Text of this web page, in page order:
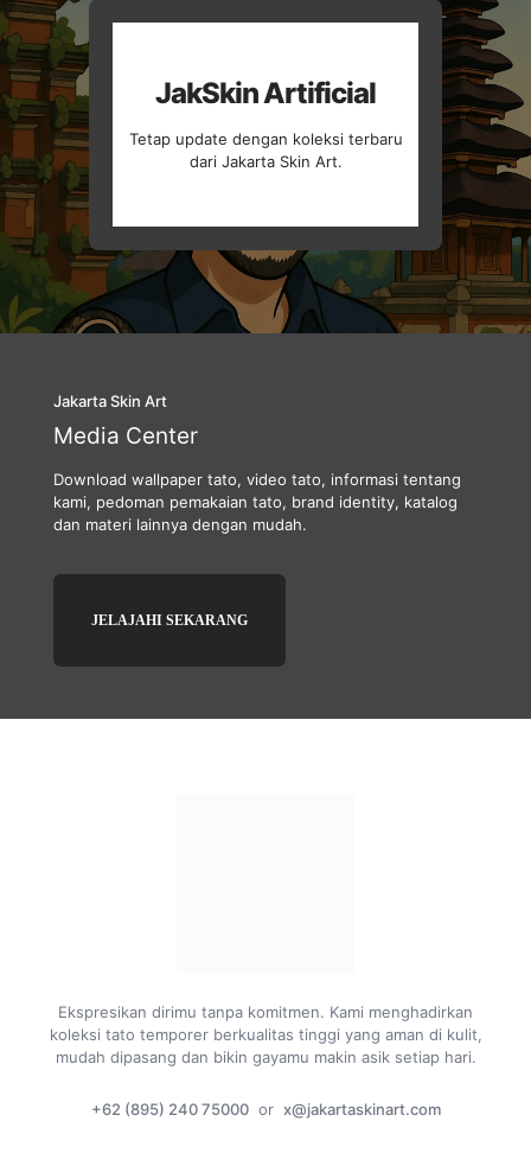
JakSkin Artificial
Tetap update dengan koleksi terbaru
dari Jakarta Skin Art.
Jakarta Skin Art
Media Center
Download wallpaper tato, video tato, informasi tentang
kami, pedoman pemakaian tato, brand identity, katalog
dan materi lainnya dengan mudah.
JELAJAHI SEKARANG
Ekspresikan dirimu tanpa komitmen. Kami menghadirkan
koleksi tato temporer berkualitas tinggi yang aman di kulit,
mudah dipasang dan bikin gayamu makin asik setiap hari.
+62 (895) 240 75000 or x@jakartaskinart.com